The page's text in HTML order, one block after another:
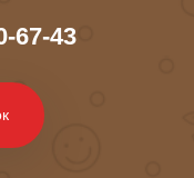
67-43